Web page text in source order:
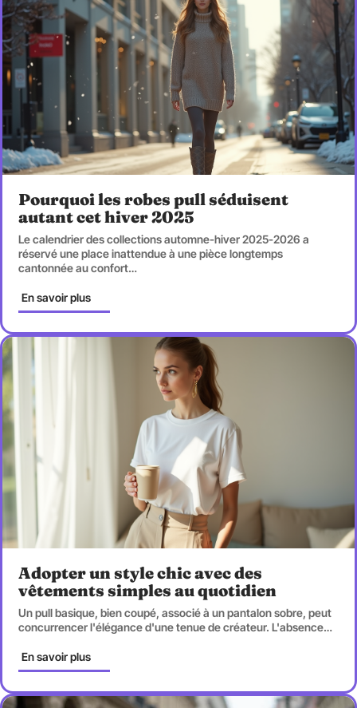
Pourquoi les robes pull séduisent
autant cet hiver 2025
Le calendrier des collections automne-hiver 2025-2026 a
réservé une place inattendue à une pièce longtemps
cantonnée au confort…
En savoir plus
Adopter un style chic avec des
vêtements simples au quotidien
Un pull basique, bien coupé, associé à un pantalon sobre, peut
concurrencer l'élégance d'une tenue de créateur. L'absence…
En savoir plus